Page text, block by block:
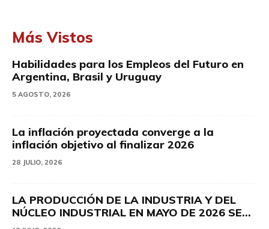
Más Vistos
Habilidades para los Empleos del Futuro en
Argentina, Brasil y Uruguay
5 AGOSTO, 2026
La inflación proyectada converge a la
inflación objetivo al finalizar 2026
28 JULIO, 2026
LA PRODUCCIÓN DE LA INDUSTRIA Y DEL
NÚCLEO INDUSTRIAL EN MAYO DE 2026 SE...